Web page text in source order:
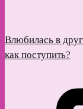
Влюбилась в
как поступить?